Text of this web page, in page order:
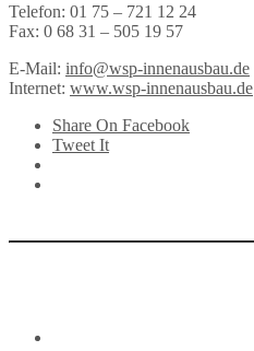
Telefon: 01 75 – 721 12 24
Fax: 0 68 31 – 505 19 57
E-Mail: info@wsp-innenausbau.de
Internet: www.wsp-innenausbau.de
Share On Facebook
Tweet It